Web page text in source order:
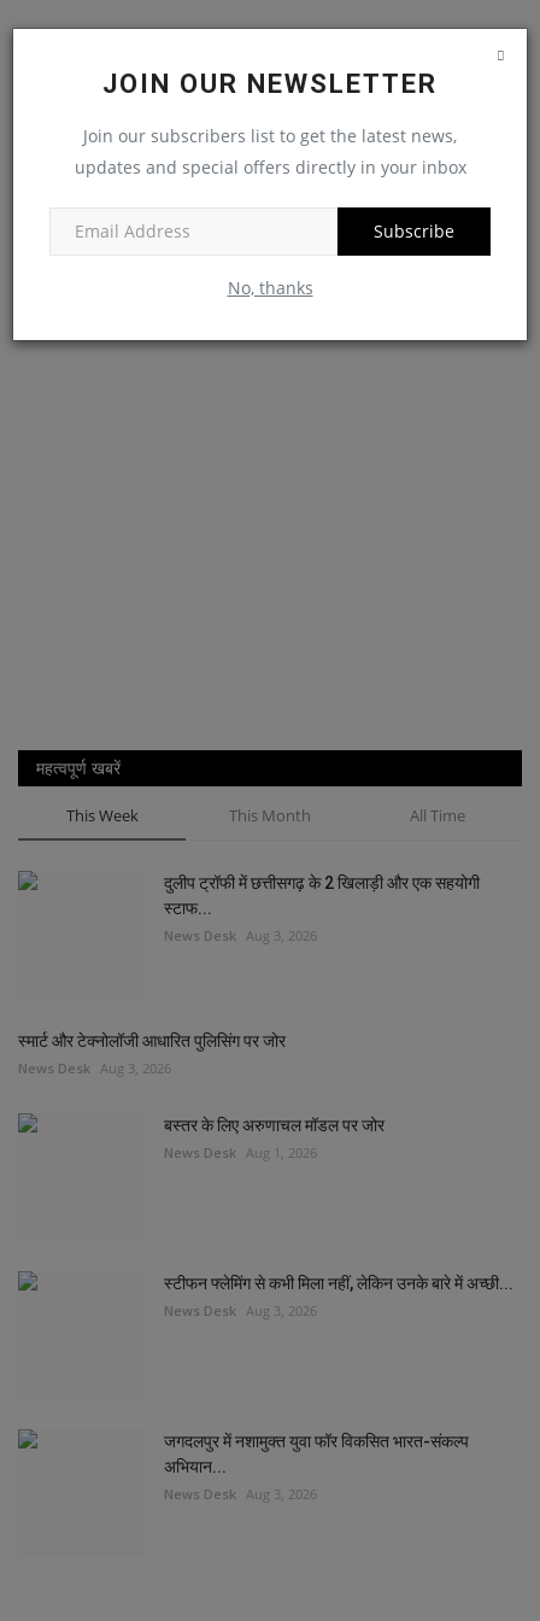
JOIN OUR NEWSLETTER
Join our subscribers list to get the latest news,
updates and special offers directly in your inbox
Subscribe
No, thanks
महत्वपूर्ण खबरें
This Week This Month All Time
दुलीप ट्रॉफी में छत्तीसगढ़ के 2 खिलाड़ी और एक सहयोगी
स्टाफ...
News Desk Aug 3, 2026
स्मार्ट और टेक्नोलॉजी आधारित पुलिसिंग पर जोर
News Desk Aug 3, 2026
बस्तर के लिए अरुणाचल मॉडल पर जोर
News Desk Aug 1, 2026
स्टीफन फ्लेमिंग से कभी मिला नहीं, लेकिन उनके बारे में अच्छी...
News Desk Aug 3, 2026
जगदलपुर में नशामुक्त युवा फॉर विकसित भारत-संकल्प
अभियान...
News Desk Aug 3, 2026